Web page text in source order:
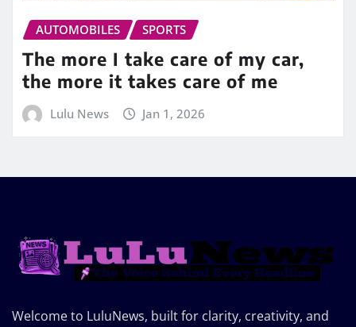
AUTOMOBILES SPORTS
The more I take care of my car,
the more it takes care of me
Lulu News Jan 1, 2026
Welcome to LuluNews, built for clarity, creativity, and